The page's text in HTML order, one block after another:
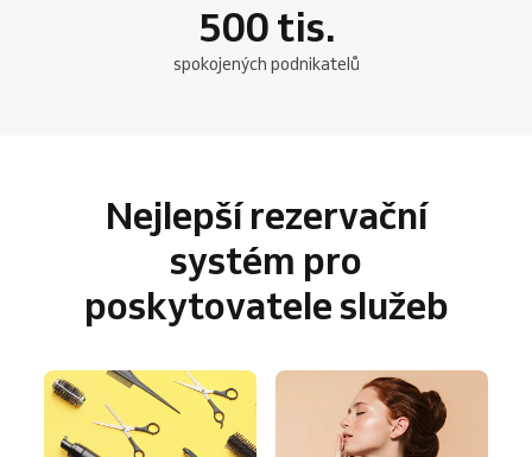
500tis.
spokojených podnikatelů
Nejlepší rezervační
systém pro
poskytovatele služeb